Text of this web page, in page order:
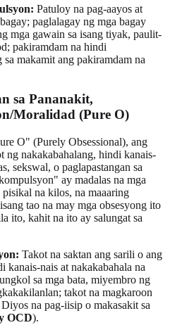
Patuloy na pag-aayos at
paglalagay ng mga bagay
mga gawain sa isang tiyak, paulit-
pakiramdam na hindi
makamit ang pakiramdam na
sa Pananakit,
Moralidad (Pure O)
O" (Purely Obsessional), ang
ng nakakabahalang, hindi kanais-
sekswal, o paglapastangan sa
ay madalas na mga
na kilos, na maaaring
tao na may mga obsesyong ito
ito, kahit na ito ay salungat sa
Takot na saktan ang sarili o ang
kanais-nais at nakakabahala na
sa mga bata, miyembro ng
takot na magkaroon
na pag-iisip o makasakit sa
OCD).